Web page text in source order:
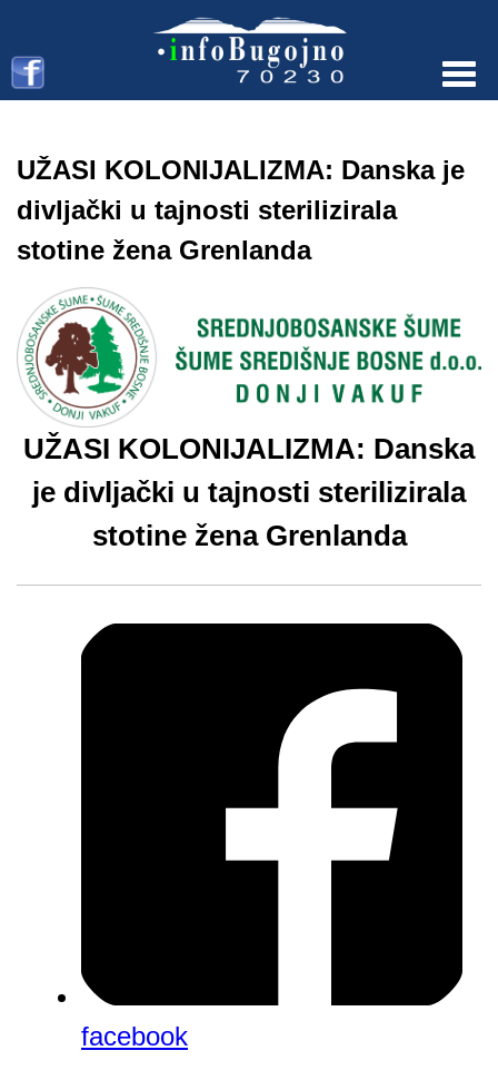
UŽASI KOLONIJALIZMA: Danska je
divljački u tajnosti sterilizirala
stotine žena Grenlanda
UŽASI KOLONIJALIZMA: Danska
je divljački u tajnosti sterilizirala
stotine žena Grenlanda
facebook